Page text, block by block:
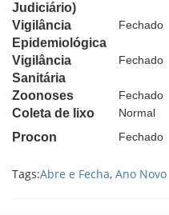
Judiciário)
Vigilância
Epidemiológica
Fechado
Vigilância
Sanitária
Fechado
Zoonoses Fechado
Coleta de lixo Normal
Procon Fechado
Tags:Abre e Fecha, Ano Novo